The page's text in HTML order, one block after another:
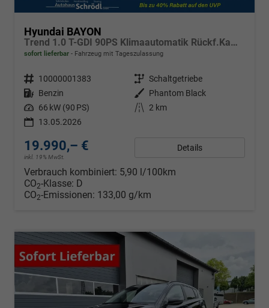
Hyundai BAYON
Trend 1.0 T-GDI 90PS Klimaautomatik Rückf.Kamera Parksensoren Sitzheizung Lenkradheizung Bluetooth Touchscreen Tempomat Apple CarPlay + Android Auto 16"LM
sofort lieferbar Fahrzeug mit Tageszulassung
Fahrzeugnr. 10000001383 Getriebe Schaltgetriebe
Kraftstoff Benzin Außenfarbe Phantom Black
Leistung 66 kW (90 PS) Kilometerstand
2 km
13.05.2026
19.990,– €
inkl. 19% MwSt.
Details
Verbrauch kombiniert: 5,90 l/100km
CO2-Klasse: D
CO2-Emissionen: 133,00 g/km